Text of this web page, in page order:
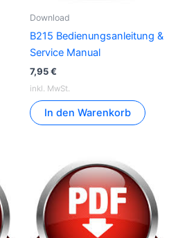
Download
B215 Bedienungsanleitung &
Service Manual
7,95€
inkl. MwSt.
In den Warenkorb